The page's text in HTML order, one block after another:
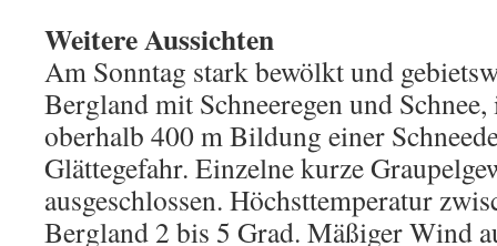
Weitere Aussichten
Am Sonntag stark bewölkt und
Bergland mit Schneeregen und
oberhalb 400 m Bildung einer
Glättegefahr. Einzelne kurze
ausgeschlossen. Höchsttemperatur
Bergland 2 bis 5 Grad. Mäßiger Wind